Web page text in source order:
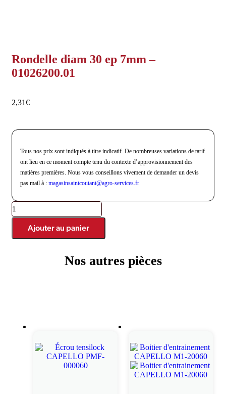
Rondelle diam 30 ep 7mm –
01026200.01
2,31€
Tous nos prix sont indiqués à titre indicatif. De nombreuses variations de tarif
ont lieu en ce moment compte tenu du contexte d’approvisionnement des
matières premières. Nous vous conseillons vivement de demander un devis
pas mail à :magasinsaintcoutant@agro-services.fr
Ajouter au panier
Nos autres pièces